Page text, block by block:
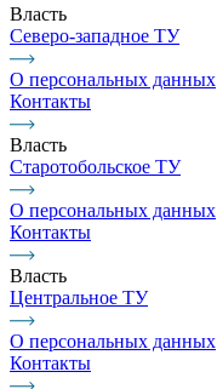
Власть
Северо-западное ТУ
О персональных данных
Контакты
Власть
Старотобольское ТУ
О персональных данных
Контакты
Власть
Центральное ТУ
О персональных данных
Контакты